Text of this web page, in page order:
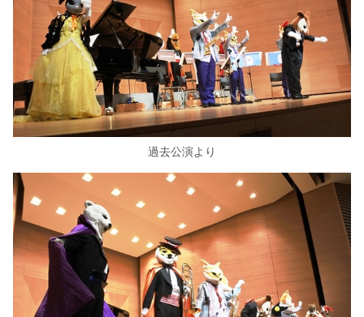
過去公演より